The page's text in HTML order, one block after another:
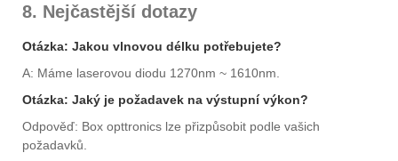
8. Nejčastější dotazy
Otázka: Jakou vlnovou délku potřebujete?
A: Máme laserovou diodu 1270nm ~ 1610nm.
Otázka: Jaký je požadavek na výstupní výkon?
Odpověď: Box opttronics lze přizpůsobit podle vašich
požadavků.